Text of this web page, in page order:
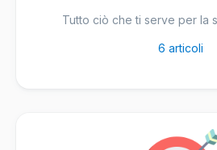
Tutto ciò che ti serve per la
6 articoli